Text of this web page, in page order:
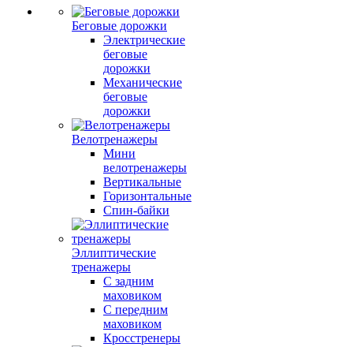
Беговые дорожки
Электрические
беговые
дорожки
Механические
беговые
дорожки
Велотренажеры
Мини
велотренажеры
Вертикальные
Горизонтальные
Спин-байки
Эллиптические
тренажеры
С задним
маховиком
С передним
маховиком
Кросстренеры